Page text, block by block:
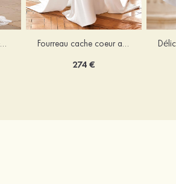
Bohème trumpette/sirène col en v dentelle traîne balayage robe de mariée Fourreau cache coeur amovible/abattable satin robe de mariée
274 €